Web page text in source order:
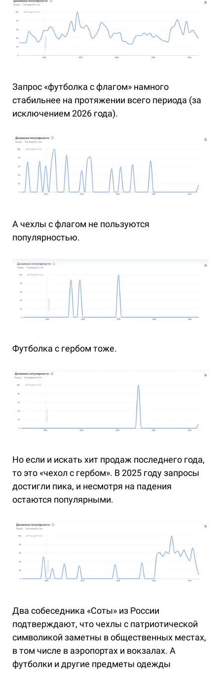
Запрос «футболка с флагом» намного
стабильнее на протяжении всего периода (за
исключением 2026 года).
А чехлы с флагом не пользуются
популярностью.
Футболка с гербом тоже.
Но если и искать хит продаж последнего года,
то это «чехол с гербом». В 2025 году запросы
достигли пика, и несмотря на падения
остаются популярными.
Два собеседника «Соты» из России
подтверждают, что чехлы с патриотической
символикой заметны в общественных местах,
в том числе в аэропортах и вокзалах. А
футболки и другие предметы одежды